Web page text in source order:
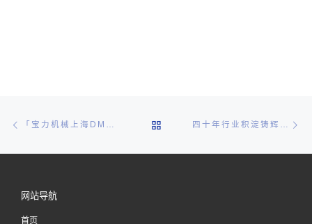
BACK TO POST LIST
网站导航
首页